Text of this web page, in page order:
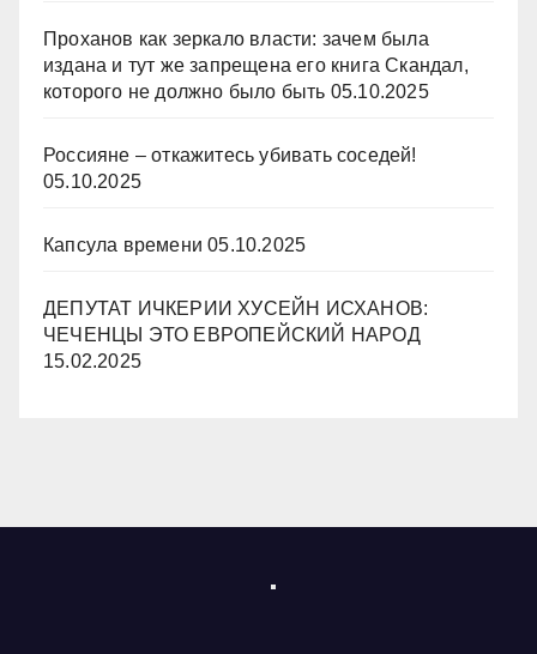
Проханов как зеркало власти: зачем была
издана и тут же запрещена его книга Скандал,
которого не должно было быть 05.10.2025
Россияне – откажитесь убивать соседей!
05.10.2025
Капсула времени 05.10.2025
ДЕПУТАТ ИЧКЕРИИ ХУСЕЙН ИСХАНОВ:
ЧЕЧЕНЦЫ ЭТО ЕВРОПЕЙСКИЙ НАРОД
15.02.2025